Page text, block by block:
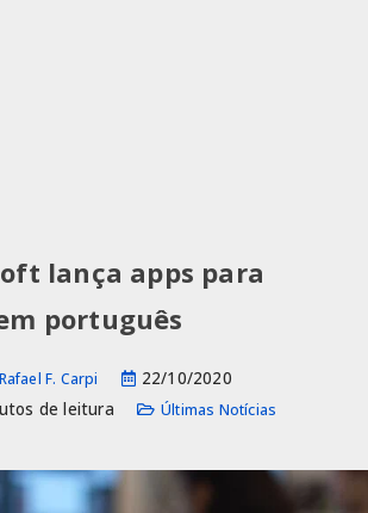
lança apps para
português
Rafael F. Carpi
22/10/2020
de leitura
Últimas Notícias